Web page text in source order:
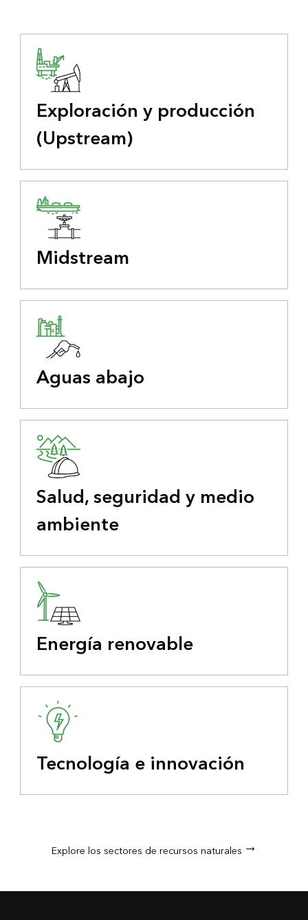
Exploración y producción
(Upstream)
Midstream
Aguas abajo
Salud, seguridad y medio
ambiente
Energía renovable
Tecnología e innovación
Explore los sectores de recursos naturales